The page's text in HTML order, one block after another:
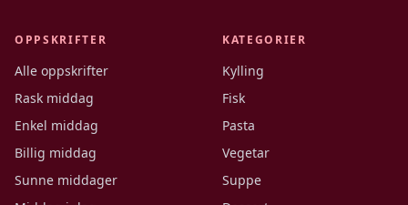
OPPSKRIFTER
Alle oppskrifter
Rask middag
Enkel middag
Billig middag
Sunne middager
KATEGORIER
Kylling
Fisk
Pasta
Vegetar
Suppe